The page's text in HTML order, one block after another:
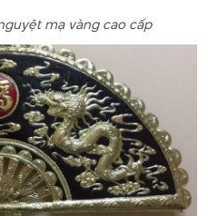
mạ vàng cao cấp